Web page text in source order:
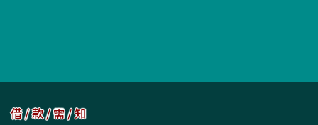
借 / 款 / 需 / 知